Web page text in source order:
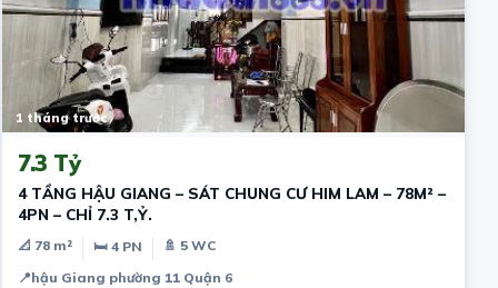
1 tháng trước
7.3 Tỷ
4 TẦNG HẬU GIANG – SÁT CHUNG CƯ HIM LAM – 78M² –
4PN – CHỈ 7.3 T,Ỷ.
📐 78 m² 🛏 4 PN
🚿 5 WC
📍hậu Giang phường 11 Quận 6